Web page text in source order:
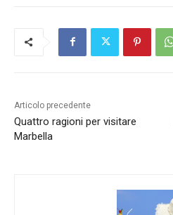
Articolo precedente
Quattro ragioni per visitare
Marbella